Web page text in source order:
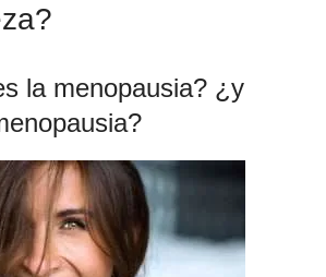
la menopausia? ¿y